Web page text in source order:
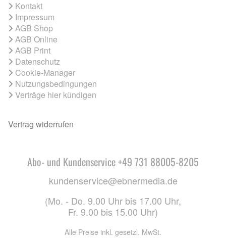
Kontakt
Impressum
AGB Shop
AGB Online
AGB Print
Datenschutz
Cookie-Manager
Nutzungsbedingungen
Verträge hier kündigen
Vertrag widerrufen
Abo- und Kundenservice +49 731 88005-8205
kundenservice@ebnermedia.de
(Mo. - Do. 9.00 Uhr bis 17.00 Uhr,
Fr. 9.00 bis 15.00 Uhr)
Alle Preise inkl. gesetzl. MwSt.